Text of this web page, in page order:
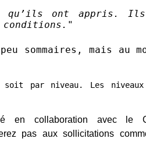
qu’ils ont appris. Ils
"
sommaires, mais au
par niveau. Les niveaux
en collaboration avec le
pas aux sollicitations